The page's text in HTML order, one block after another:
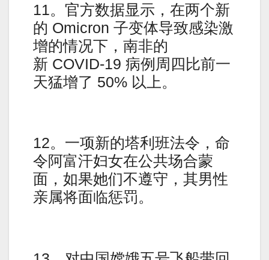
11。官方数据显示，在两个新
的 Omicron 子变体导致感染激
增的情况下，南非的
新 COVID-19 病例周四比前一
天猛增了 50% 以上。
12。一项新的塔利班法令，命
令阿富汗妇女在公共场合蒙
面，如果她们不遵守，其男性
亲属将面临惩罚。